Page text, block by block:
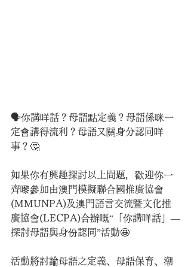
🗣你講咩話？母語點定義？母語係咪一
定會講得流利？母語又關身分認同咩
事？🤔
如果你有興趣探討以上問題，歡迎你一
齊嚟參加由澳門模擬聯合國推廣協會
(MMUNPA)及澳門語言交流暨文化推
廣協會(LECPA)合辦嘅“「你講咩話」—
探討母語與身份認同”活動🤩
活動將討論母語之定義、母語保育、潮